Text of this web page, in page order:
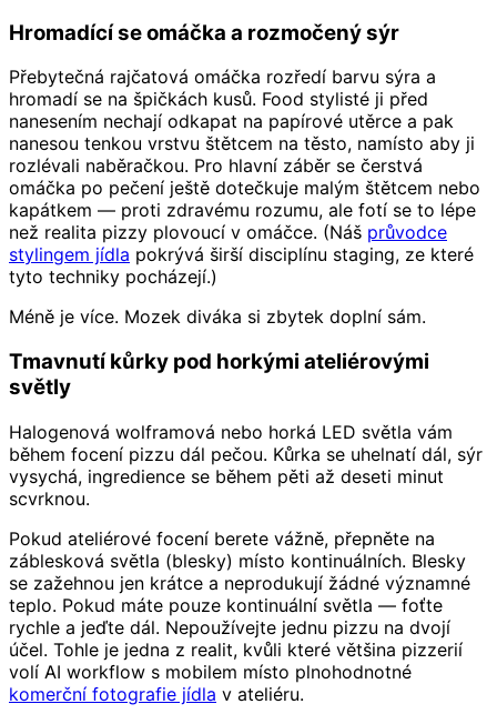
Hromadící se omáčka a rozmočený sýr
Přebytečná rajčatová omáčka rozředí barvu sýra a
hromadí se na špičkách kusů. Food stylisté ji před
nanesením nechají odkapat na papírové utěrce a pak
nanesou tenkou vrstvu štětcem na těsto, namísto aby ji
rozlévali naběračkou. Pro hlavní záběr se čerstvá
omáčka po pečení ještě dotečkuje malým štětcem nebo
kapátkem — proti zdravému rozumu, ale fotí se to lépe
než realita pizzy plovoucí v omáčce. (Náš průvodce
stylingem jídla pokrývá širší disciplínu staging, ze které
tyto techniky pocházejí.)
Méně je více. Mozek diváka si zbytek doplní sám.
Tmavnutí kůrky pod horkými ateliérovými
světly
Halogenová wolframová nebo horká LED světla vám
během focení pizzu dál pečou. Kůrka se uhelnatí dál, sýr
vysychá, ingredience se během pěti až deseti minut
scvrknou.
Pokud ateliérové focení berete vážně, přepněte na
záblesková světla (blesky) místo kontinuálních. Blesky
se zažehnou jen krátce a neprodukují žádné významné
teplo. Pokud máte pouze kontinuální světla — foťte
rychle a jeďte dál. Nepoužívejte jednu pizzu na dvojí
účel. Tohle je jedna z realit, kvůli které většina pizzerií
volí AI workflow s mobilem místo plnohodnotné
komerční fotografie jídla v ateliéru.